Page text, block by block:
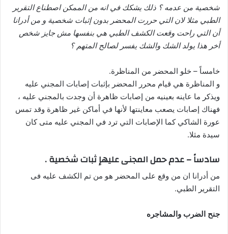
شخصية من عدمه ؟ ذلك يشكك في انه من الممكن اصطناع التقرير
الطبي مثلا لان التي حررت المحضر بدون إثبات شخصية و من أدرانا
أن التي راحت وقعت الكشف الطبي هي بنفسها مش جايز شخص
أخر هذا يولد الشك والشك يفسر لصالح المتهم ؟
خامساً – خلو المحضر من المناظرة.
و المناظرة هي قيام محرر المحضر بإثبات إصابات المجني عليه
ويذكر ما عاينه بعينيه من إصابات ظاهرة أن وجدت بالمجني عليه ،
فهناك إصابات يصعب معاينتها لأنها في أماكن غير ظاهرة وقد تمس
عورة الشاكي كما الإصابات التي ترد في المجني عليه متى كان
سيدة مثلا.
سادساً – عدم حمل المجنى عليهإ ثبات شخصية .
من أدرانا ان من وقع على المحضر هو من تم الكشف عليه فى
التقرير الطبي.
جنح الضرب والمشاجره